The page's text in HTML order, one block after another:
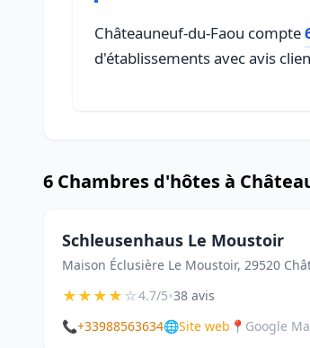
Châteauneuf-du-Faou compte
d'établissements avec avis
6 Chambres d'hôtes à
Schleusenhaus Le Moustoir
Maison Éclusière Le Moustoir, 29520
★★★★☆4.7/5•38 avis
📞+33988563634🌐Site web 📍 Google